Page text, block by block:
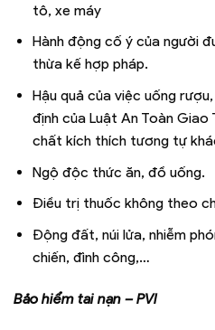
tô, xe máy
Hành động cố ý của người
thừa kế hợp pháp.
Hậu quả của việc uống
định của Luật An Toàn
chất kích thích tương tự
Ngộ độc thức ăn, đồ uống.
Điều trị thuốc không theo
Động đất, núi lửa, nhiễm
chiến, đình công,…
Bảo hiểm tai nạn – PVI